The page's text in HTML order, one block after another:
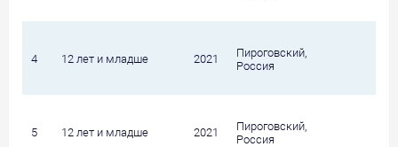
4 12 лет и младше 2021
Пироговский,
Россия
5 12 лет и младше 2021
Пироговский,
Россия